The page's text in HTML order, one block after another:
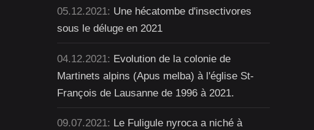
05.12.2021: Une hécatombe d'insectivores
sous le déluge en 2021
04.12.2021: Evolution de la colonie de
Martinets alpins (Apus melba) à l'église St-
François de Lausanne de 1996 à 2021.
09.07.2021: Le Fuligule nyroca a niché à